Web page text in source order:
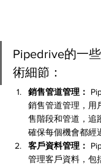
Pipedrive的一
術細節：
銷售管道管理：
銷售管道管理，用
售階段和管道，追
確保每個機會都經
客戶資料管理：
管理客戶資料，包